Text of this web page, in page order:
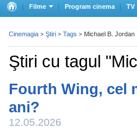
Filme Program cinema TV
Ştiri cu tagul
Fourth Wing, cel
ani?
12.05.2026
Cinemagia > Ştiri > Tags > Michael B. Jordan